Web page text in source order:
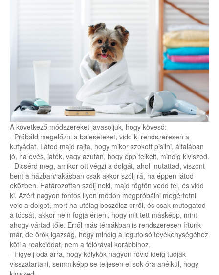
A következő módszereket javasoljuk, hogy kövesd:
- Próbáld megelőzni a baleseteket, vidd ki rendszeresen a
kutyádat. Látod majd rajta, hogy mikor szokott pisilni, általában
jó, ha evés, játék, vagy azután, hogy épp felkelt, mindig kiviszed.
- Dicsérd meg, amikor ott végzi a dolgát, ahol mutattad, viszont
bent a házban/lakásban csak akkor szólj rá, ha éppen látod
eközben. Határozottan szólj neki, majd rögtön vedd fel, és vidd
ki. Azért nagyon fontos ilyen módon megpróbálni megértetni
vele a dolgot, mert ha utólag beszélsz erről, és csak mutogatod
a tócsát, akkor nem fogja érteni, hogy mit tett másképp, mint
ahogy vártad tőle. Erről más témákban is rendszeresen írtunk
már, de örök igazság, hogy mindig a legutolsó tevékenységéhez
köti a reakciódat, nem a félórával korábbihoz.
- Figyelj oda arra, hogy kölykök nagyon rövid ideig tudják
visszatartani, semmiképp se teljesen el sok óra anélkül, hogy